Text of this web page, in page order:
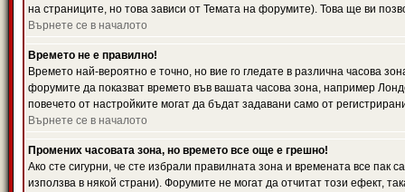
на страниците, но това зависи от Темата на форумите). Това ще ви
Върнете се в началото
Времето не е правилно!
Времето най-вероятно е точно, но вие го гледате в различна часова
форумите да показват времето във вашата часова зона, например
повечето от настройките могат да бъдат задавани само от
Върнете се в началото
Промених часовата зона, но времето все още е грешно!
Ако сте сигурни, че сте избрали правилната зона и времената все
използва в някой страни). Форумите не могат да отчитат този ефект,